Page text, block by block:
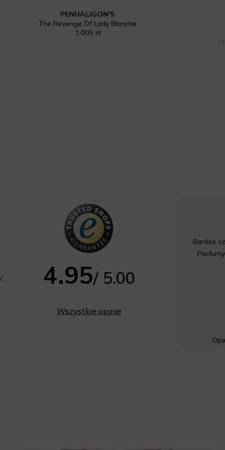
PENHALIGON'S
The Revenge Of Lady Blanche
1 005 zł
4.95/ 5.00
Wszystkie opinie
Bardzo